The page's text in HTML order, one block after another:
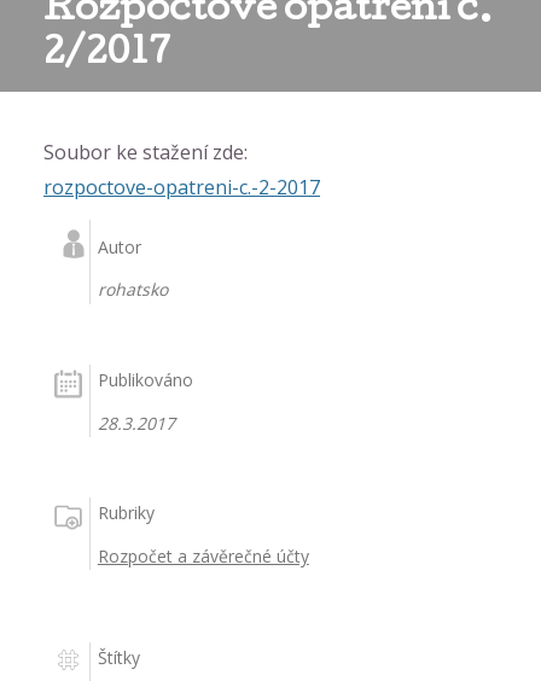
Rozpočtové opatření č.
2/2017
Soubor ke stažení zde:
rozpoctove-opatreni-c.-2-2017
Autor
rohatsko
Publikováno
28.3.2017
Rubriky
Rozpočet a závěrečné účty
Štítky